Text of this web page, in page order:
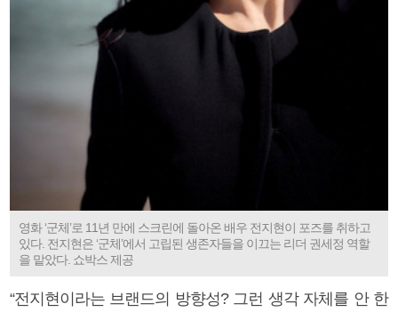
영화 ‘군체’로 11년 만에 스크린에 돌아온 배우 전지현이 포즈를 취하고
있다. 전지현은 ‘군체’에서 고립된 생존자들을 이끄는 리더 권세정 역할
을 맡았다. 쇼박스 제공
“전지현이라는 브랜드의 방향성? 그런 생각 자체를 안 한